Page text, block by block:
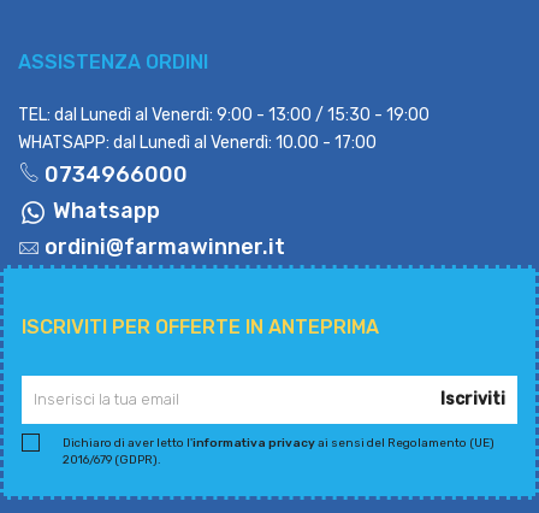
ASSISTENZA ORDINI
TEL: dal Lunedì al Venerdì: 9:00 - 13:00 / 15:30 - 19:00
WHATSAPP: dal Lunedì al Venerdì: 10.00 - 17:00
0734966000
Whatsapp
ordini@farmawinner.it
ISCRIVITI PER OFFERTE IN ANTEPRIMA
Iscriviti
Dichiaro di aver letto l'informativa privacyai sensi del Regolamento (UE)
2016/679 (GDPR).